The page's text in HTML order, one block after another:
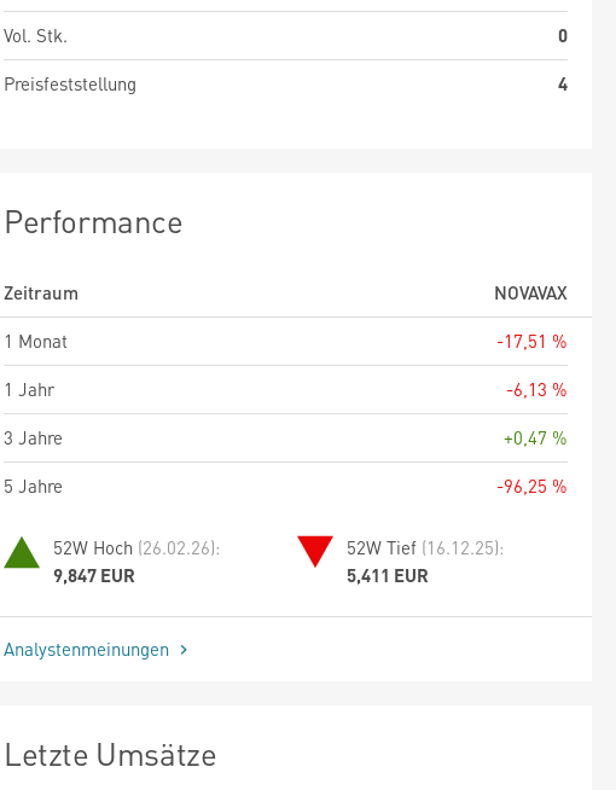
Vol. Stk.
0
Preisfeststellung
4
Performance
Zeitraum
NOVAVAX
1 Monat
-17,51 %
1 Jahr
-6,13 %
3 Jahre
+0,47 %
5 Jahre
-96,25 %
52W Hoch (26.02.26):
9,847 EUR
52W Tief (16.12.25):
5,411 EUR
Analystenmeinungen
Letzte Umsätze